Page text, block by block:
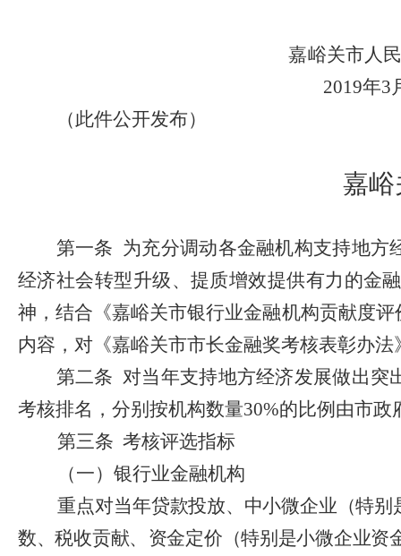
嘉峪关市人
2019年3
（此件公开发布）
嘉峪
第一条 为充分调动各金融机构支持地方
经济社会转型升级、提质增效提供有力的金
神，结合《嘉峪关市银行业金融机构贡献度
内容，对《嘉峪关市市长金融奖考核表彰办法
第二条 对当年支持地方经济发展做出突
考核排名，分别按机构数量30%的比例由市政
第三条 考核评选指标
（一）银行业金融机构
重点对当年贷款投放、中小微企业（特别
数、税收贡献、 资金定价（特别是小微企业资